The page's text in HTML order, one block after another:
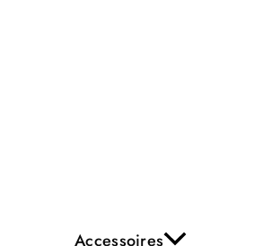
Accessoires